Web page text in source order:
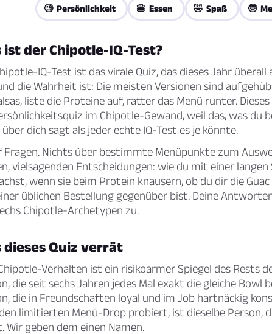
🧐 Persönlichkeit 🍔 Essen 🤣 Spaß 🤓
ist der Chipotle-IQ-Test?
IQ-Test ist das virale Quiz, das dieses Jahr überall
die Wahrheit ist: Die meisten Versionen sind
liste die Proteine auf, ratter das Menü runter.
im Chipotle-Gewand, weil das, was du
dich sagt als jeder echte IQ-Test es je könnte.
Fragen. Nichts über bestimmte Menüpunkte zum
vielsagenden Entscheidungen: wie du mit einer
wenn sie beim Protein knausern, ob du dir die
üblichen Bestellung gegenüber bist. Deine
Chipotle-Archetypen zu.
dieses Quiz verrät
Verhalten ist ein risikoarmer Spiegel des Rests
die seit sechs Jahren jedes Mal exakt die gleiche Bowl
die in Freundschaften loyal und im Job hartnäckig
limitierten Menü-Drop probiert, ist dieselbe Person,
Wir geben dem einen Namen.